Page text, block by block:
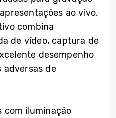
ao vivo.
combina
de vídeo, captura de
desempenho
adversas de
com iluminação